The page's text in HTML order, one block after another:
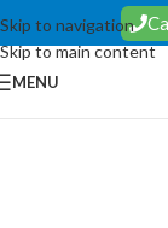
Skip to navigation
Skip to main content
MENU